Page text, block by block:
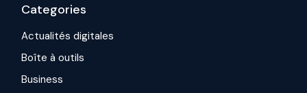
Categories
Actualités digitales
Boîte à outils
Business